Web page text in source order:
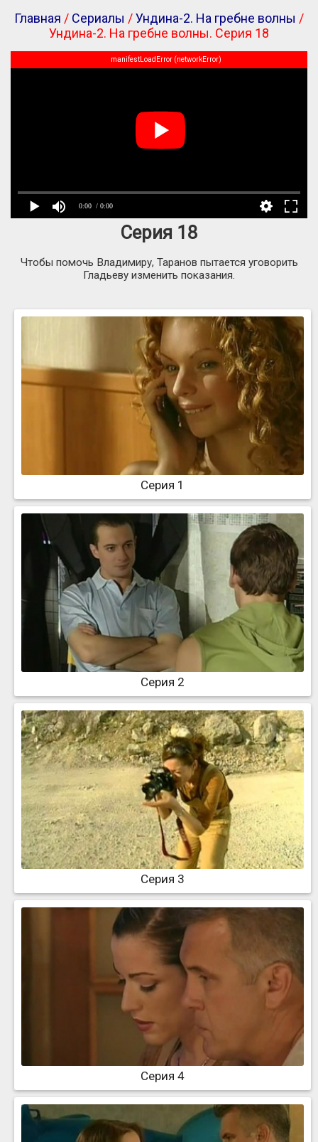
Главная / Сериалы /Ундина-2. На гребне волны /
Ундина-2. На гребне волны. Серия 18
0:00 / 0:00
manifestLoadError (networkError)
Серия 18
Чтобы помочь Владимиру, Таранов пытается уговорить
Гладьеву изменить показания.
Серия 1
Серия 2
Серия 3
Серия 4